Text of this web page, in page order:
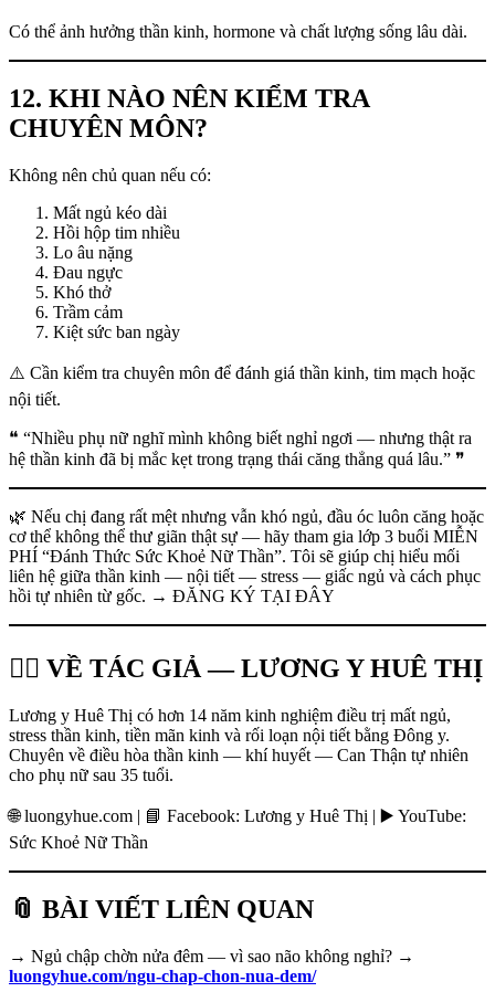
Có thể ảnh hưởng thần kinh, hormone và chất lượng sống lâu dài.
12. KHI NÀO NÊN KIỂM TRA
CHUYÊN MÔN?
Không nên chủ quan nếu có:
Mất ngủ kéo dài
Hồi hộp tim nhiều
Lo âu nặng
Đau ngực
Khó thở
Trầm cảm
Kiệt sức ban ngày
⚠️ Cần kiểm tra chuyên môn để đánh giá thần kinh, tim mạch hoặc
nội tiết.
❝ “Nhiều phụ nữ nghĩ mình không biết nghỉ ngơi — nhưng thật ra
hệ thần kinh đã bị mắc kẹt trong trạng thái căng thẳng quá lâu.” ❞
🌿 Nếu chị đang rất mệt nhưng vẫn khó ngủ, đầu óc luôn căng hoặc
cơ thể không thể thư giãn thật sự — hãy tham gia lớp 3 buổi MIỄN
PHÍ “Đánh Thức Sức Khoẻ Nữ Thần”. Tôi sẽ giúp chị hiểu mối
liên hệ giữa thần kinh — nội tiết — stress — giấc ngủ và cách phục
hồi tự nhiên từ gốc. → ĐĂNG KÝ TẠI ĐÂY
👩‍⚕️ VỀ TÁC GIẢ — LƯƠNG Y HUÊ THỊ
Lương y Huê Thị có hơn 14 năm kinh nghiệm điều trị mất ngủ,
stress thần kinh, tiền mãn kinh và rối loạn nội tiết bằng Đông y.
Chuyên về điều hòa thần kinh — khí huyết — Can Thận tự nhiên
cho phụ nữ sau 35 tuổi.
🌐 luongyhue.com | 📘 Facebook: Lương y Huê Thị | ▶️ YouTube:
Sức Khoẻ Nữ Thần
📎 BÀI VIẾT LIÊN QUAN
→ Ngủ chập chờn nửa đêm — vì sao não không nghỉ? →
luongyhue.com/ngu-chap-chon-nua-dem/